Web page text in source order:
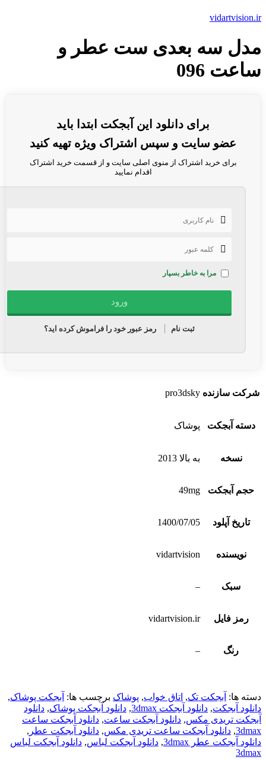
vidartvision.ir
مدل سه بعدی ست عطر و
ساعت 096
برای دانلود این آبجکت ابتدا باید
عضو سایت و سپس اشتراک ویژه تهیه کنید
برای خرید اشتراک از منوی اصلی سایت و از قسمت خرید اشتراک
اقدام نمایید
مرا به خاطر بسپار
ثبت نام رمز عبور خود را فراموش کرده اید؟
شرکت سازنده pro3dsky
دسته آبجکت پوشاک
نسخه به بالا 2013
حجم آبجکت 49mg
تاریخ آپلود 1400/07/05
نویسنده vidartvision
سبک –
رمز فایل vidartvision.ir
رنگ –
دسته ها: آبجکت تک, اتاق خواب, پوشاک برچسب ها: آبجکت پوشاک,
دانلود آبجکت, دانلود آبجکت 3dmax , دانلود آبجکت پوشاک, دانلود
آبجکت تریدی مکس, دانلود آبجکت ساعت, دانلود آبجکت ساعت
3dmax
, دانلود آبجکت ساعت تریدی مکس, دانلود آبجکت عطر ,
دانلود آبجکت عطر 3dmax
, دانلود آبجکت لباس, دانلود آبجکت لباس
3dmax